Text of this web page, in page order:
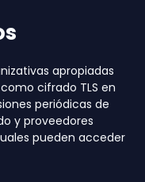
apropiadas
cifrado TLS en
periódicas de
y proveedores
pueden acceder